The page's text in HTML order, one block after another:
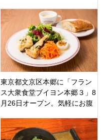
並区高円寺駅すぐ
東京都文京区本郷に「フラン
ス大衆食堂ブイヨン本郷３」8
月26日オープン。気軽にお腹
しめるお店！